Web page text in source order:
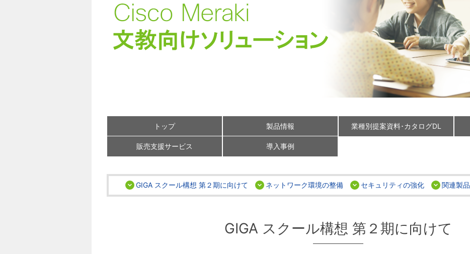
トップ 製品情報 業種別提案資料･カタログDL
販売支援サービス 導入事例
GIGA スクール構想 第２期に向けて ネットワーク環境の整備 セキュリティの強化 関連製品
GIGA スクール構想 第２期に向けて